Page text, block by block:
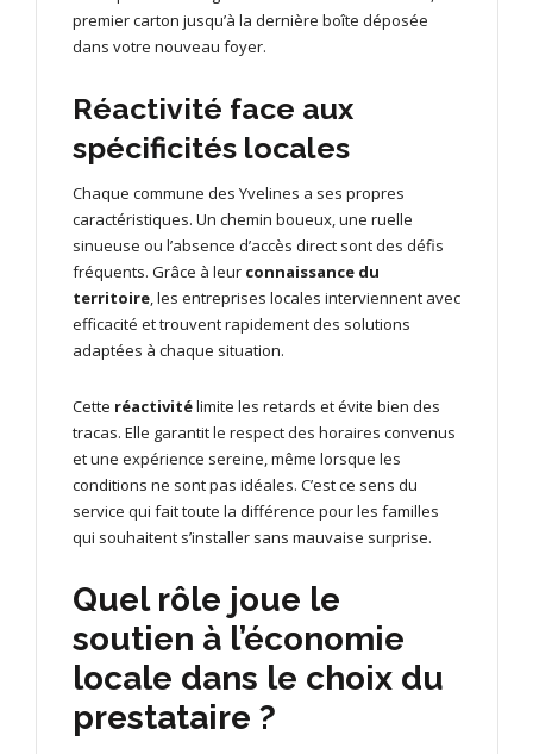
premier carton jusqu’à la dernière boîte déposée
dans votre nouveau foyer.
Réactivité face aux
spécificités locales
Chaque commune des Yvelines a ses propres
caractéristiques. Un chemin boueux, une ruelle
sinueuse ou l’absence d’accès direct sont des défis
fréquents. Grâce à leur connaissance du
territoire, les entreprises locales interviennent avec
efficacité et trouvent rapidement des solutions
adaptées à chaque situation.
Cette réactivitélimite les retards et évite bien des
tracas. Elle garantit le respect des horaires convenus
et une expérience sereine, même lorsque les
conditions ne sont pas idéales. C’est ce sens du
service qui fait toute la différence pour les familles
qui souhaitent s’installer sans mauvaise surprise.
Quel rôle joue le
soutien à l’économie
locale dans le choix du
prestataire ?